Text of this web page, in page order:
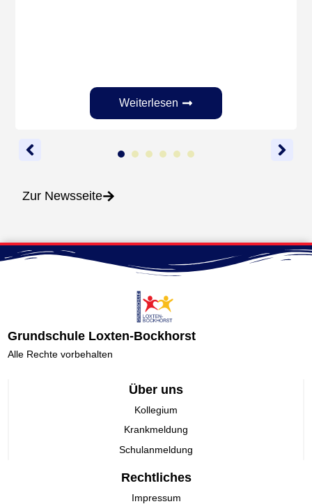
Weiterlesen
Zur Newsseite
Grundschule Loxten-Bockhorst
Alle Rechte vorbehalten
Über uns
Kollegium
Krankmeldung
Schulanmeldung
Rechtliches
Impressum